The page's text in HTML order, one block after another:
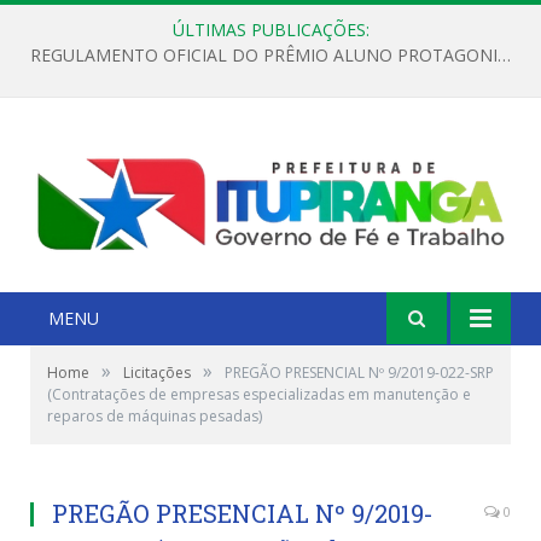
ÚLTIMAS PUBLICAÇÕES:
REGULAMENTO OFICIAL DO PRÊMIO ALUNO PROTAGONISTA – EDIÇÃO 2026
MENU
Home » Licitações »
PREGÃO PRESENCIAL Nº 9/2019-022-SRP
(Contratações de empresas especializadas em manutenção e
reparos de máquinas pesadas)
PREGÃO PRESENCIAL Nº 9/2019-
0